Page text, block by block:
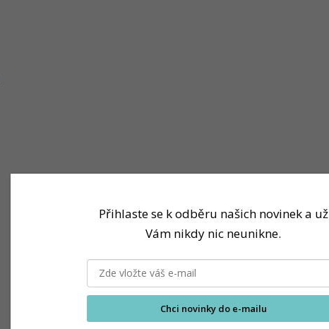
Přihlaste se k odběru našich novinek a už
Vám nikdy nic neunikne.
Chci novinky do e-mailu